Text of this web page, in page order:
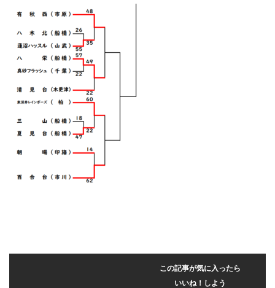
この記事が気に入ったら
いいね！しよう